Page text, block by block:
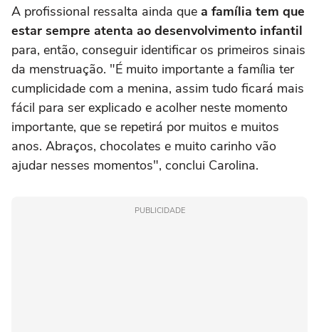
A profissional ressalta ainda que a família tem que
estar sempre atenta ao desenvolvimento infantil
para, então, conseguir identificar os primeiros sinais
da menstruação. "É muito importante a família ter
cumplicidade com a menina, assim tudo ficará mais
fácil para ser explicado e acolher neste momento
importante, que se repetirá por muitos e muitos
anos. Abraços, chocolates e muito carinho vão
ajudar nesses momentos", conclui Carolina.
PUBLICIDADE